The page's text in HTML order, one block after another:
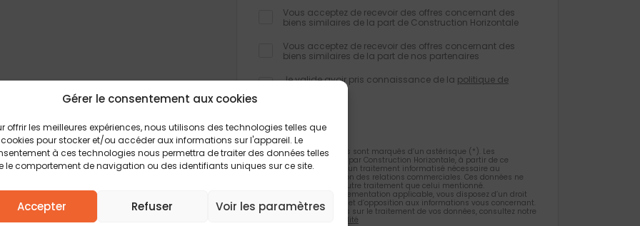
Gérer le consentement aux cookies
offrir les meilleures expériences, nous utilisons des technologies telles que
pour stocker et/ou accéder aux informations sur l'appareil. Le
à ces technologies nous permettra de traiter des données telles
le comportement de navigation ou des identifiants uniques sur ce site.
Accepter Refuser Voir les paramètres
Vous acceptez de recevoir des offres concernant des
biens similaires de la part de Construction Horizontale
Vous acceptez de recevoir des offres concernant des
biens similaires de la part de nos partenaires
Je valide avoir pris connaissance de la politique de
.
Les champs obligatoires sont marqués d’un astérisque (*). Les
informations recueillies par Construction Horizontale, à partir de ce
formulaire, font l’objet d’un traitement informatisé nécessaire au
traitement et à la gestion des relations commerciales. Ces données ne
feront pas l’objet d’un autre traitement que celui mentionné.
Conformément à la règlementation applicable, vous disposez d’un droit
d’accès, de rectification et d’opposition aux informations vous concernant.
Pour plus d’informations sur le traitement de vos données, consultez notre
politique de confidentialité